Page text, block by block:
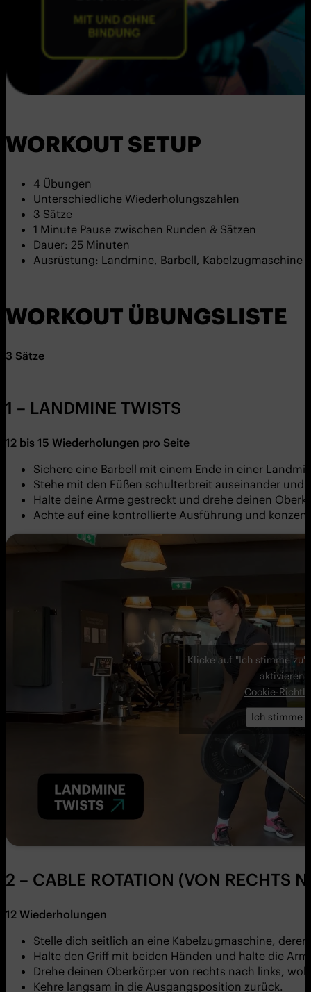
WORKOUT SETUP
4 Übungen
Unterschiedliche Wiederholungszahlen
3 Sätze
1 Minute Pause zwischen Runden & Sätzen
Dauer: 25 Minuten
Ausrüstung: Landmine, Barbell, Kabelzugmaschine
WORKOUT ÜBUNGSLISTE
3 Sätze
1 – LANDMINE TWISTS
12 bis 15 Wiederholungen pro Seite
Sichere eine Barbell mit einem Ende in einer
Stehe mit den Füßen schulterbreit auseinander
Halte deine Arme gestreckt und drehe deinen
Achte auf eine kontrollierte Ausführung und
Klicke auf "Ich stimme
aktivieren
Cookie-
Ich stimme
2 – CABLE ROTATION (VON RECHTS
12 Wiederholungen
Stelle dich seitlich an eine Kabelzugmaschine,
Halte den Griff mit beiden Händen und halte die
Drehe deinen Oberkörper von rechts nach links,
Kehre langsam in die Ausgangsposition zurück.